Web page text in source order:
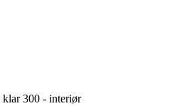
300 - interiør